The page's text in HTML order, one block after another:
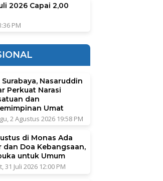
2026 Capai 2,00
PM
Surabaya, Nasaruddin
Perkuat Narasi
dan
Umat
2 Agustus 2026 19:58 PM
di Monas Ada
dan Doa Kebangsaan,
untuk Umum
31 Juli 2026 12:00 PM